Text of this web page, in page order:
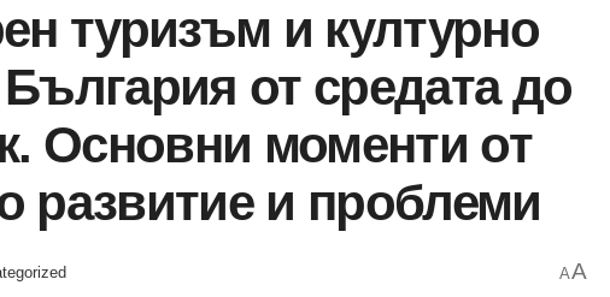
туризъм и културно
от средата до
Основни моменти от
развитие и проб­леми
AA